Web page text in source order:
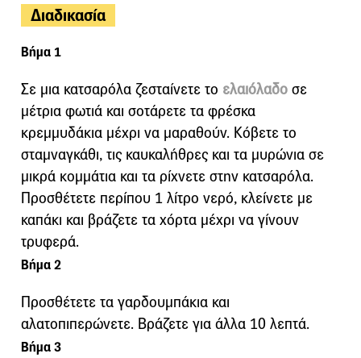
Διαδικασία
Βήμα 1
Σε μια κατσαρόλα ζεσταίνετε το ελαιόλαδο σε
μέτρια φωτιά και σοτάρετε τα φρέσκα
κρεμμυδάκια μέχρι να μαραθούν. Κόβετε το
σταμναγκάθι, τις καυκαλήθρες και τα μυρώνια σε
μικρά κομμάτια και τα ρίχνετε στην κατσαρόλα.
Προσθέτετε περίπου 1 λίτρο νερό, κλείνετε με
καπάκι και βράζετε τα χόρτα μέχρι να γίνουν
τρυφερά.
Βήμα 2
Προσθέτετε τα γαρδουμπάκια και
αλατοπιπερώνετε. Βράζετε για άλλα 10 λεπτά.
Βήμα 3